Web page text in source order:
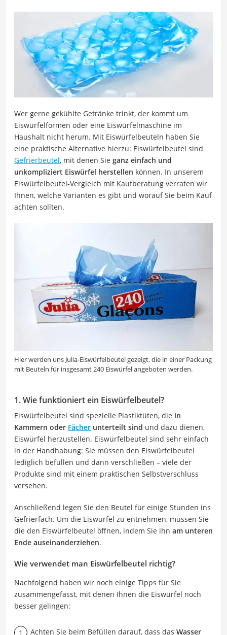
Wer gerne gekühlte Getränke trinkt, der kommt um
Eiswürfelformen oder eine Eiswürfelmaschine im
Haushalt nicht herum. Mit Eiswürfelbeuteln haben Sie
eine praktische Alternative hierzu: Eiswürfelbeutel sind
Gefrierbeutel, mit denen Sie ganz einfach und
unkompliziert Eiswürfel herstellen können. In unserem
Eiswürfelbeutel-Vergleich mit Kaufberatung verraten wir
Ihnen, welche Varianten es gibt und worauf Sie beim Kauf
achten sollten.
Hier werden uns Julia-Eiswürfelbeutel gezeigt, die in einer Packung
mit Beuteln für insgesamt 240 Eiswürfel angeboten werden.
1. Wie funktioniert ein Eiswürfelbeutel?
Eiswürfelbeutel sind spezielle Plastiktüten, die in
Kammern oder Fächer unterteilt sind und dazu dienen,
Eiswürfel herzustellen. Eiswürfelbeutel sind sehr einfach
in der Handhabung: Sie müssen den Eiswürfelbeutel
lediglich befüllen und dann verschließen – viele der
Produkte sind mit einem praktischen Selbstverschluss
versehen.
Anschließend legen Sie den Beutel für einige Stunden ins
Gefrierfach. Um die Eiswürfel zu entnehmen, müssen Sie
die den Eiswürfelbeutel öffnen, indem Sie ihn am unteren
Ende auseinanderziehen.
Wie verwendet man Eiswürfelbeutel richtig?
Nachfolgend haben wir noch einige Tipps für Sie
zusammengefasst, mit denen Ihnen die Eiswürfel noch
besser gelingen:
Achten Sie beim Befüllen darauf, dass das Wasser